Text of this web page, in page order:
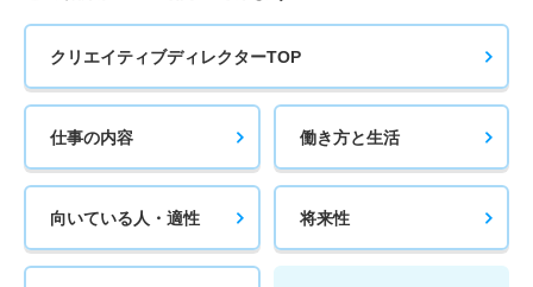
クリエイティブディレクターTOP
仕事の内容 働き方と生活
向いている人・適性 将来性